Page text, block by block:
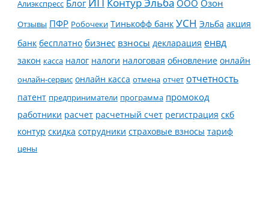
Алиэкспресс Блог ООО Озон
Отзывы ПФР Робочеки Тинькофф банк УСН Эльба акция
банк бесплатно бизнес взносы декларация енвд
закон касса налог налоги налоговая обновление онлайн
онлайн-сервис онлайн касса отмена отчет отчетность
патент предприниматели программа промокод
работники расчет расчетный счет регистрация скб
контур скидка сотрудники страховые взносы тариф
цены